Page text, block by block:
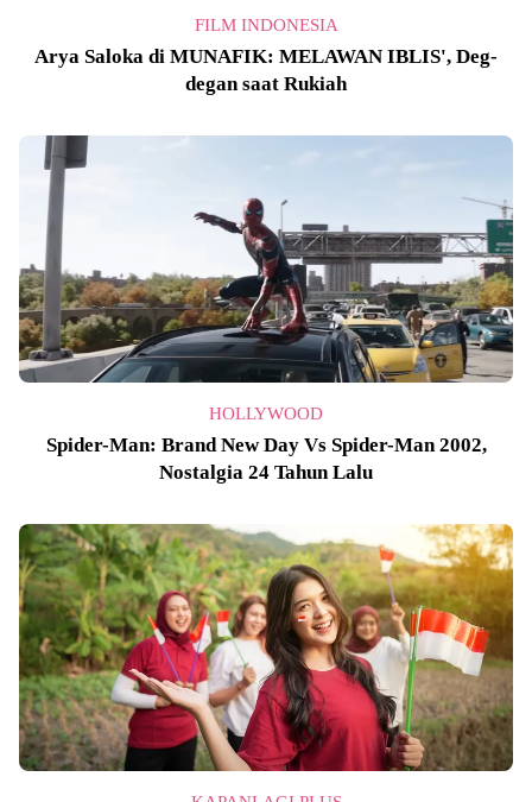
FILM INDONESIA
Arya Saloka di MUNAFIK: MELAWAN IBLIS', Deg-
degan saat Rukiah
HOLLYWOOD
Spider-Man: Brand New Day Vs Spider-Man 2002,
Nostalgia 24 Tahun Lalu